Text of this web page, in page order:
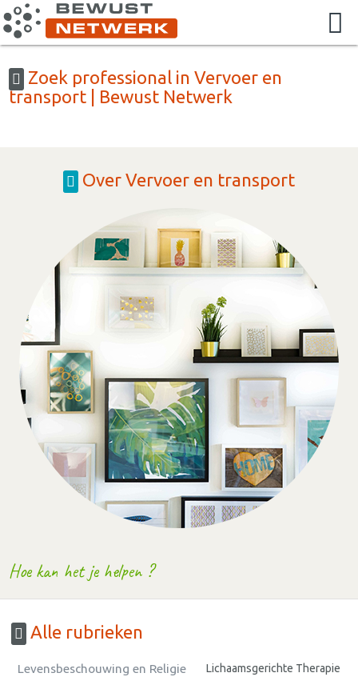
Zoek professional in Vervoer en
transport | Bewust Netwerk
Over Vervoer en transport
Hoe kan het je helpen ?
Alle rubrieken
Levensbeschouwing en Religie Lichaamsgerichte Therapie